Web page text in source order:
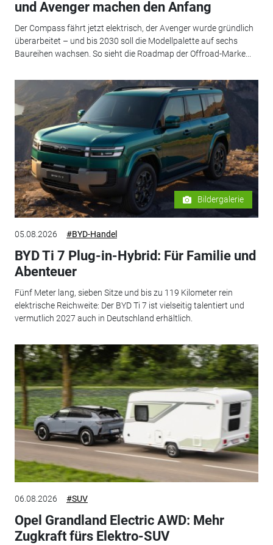
und Avenger machen den Anfang
Der Compass fährt jetzt elektrisch, der Avenger wurde gründlich
überarbeitet – und bis 2030 soll die Modellpalette auf sechs
Baureihen wachsen. So sieht die Roadmap der Offroad-Marke...
Bildergalerie
05.08.2026 #BYD-Handel
BYD Ti 7 Plug-in-Hybrid: Für Familie und
Abenteuer
Fünf Meter lang, sieben Sitze und bis zu 119 Kilometer rein
elektrische Reichweite: Der BYD Ti 7 ist vielseitig talentiert und
vermutlich 2027 auch in Deutschland erhältlich.
06.08.2026 #SUV
Opel Grandland Electric AWD: Mehr
Zugkraft fürs Elektro-SUV